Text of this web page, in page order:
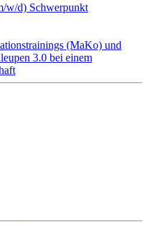
w/d) Schwerpunkt
(MaKo) und
3.0 bei einem